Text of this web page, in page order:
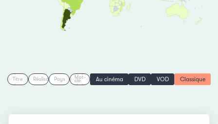
Titre RéalisationPays Mot-
clé Au cinéma DVD VOD Classique